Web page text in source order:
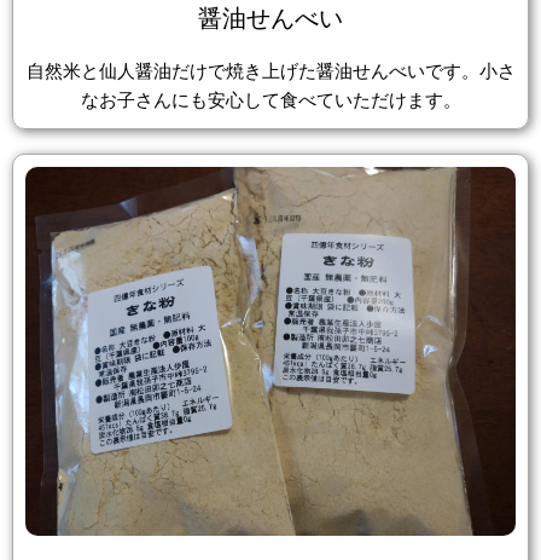
醤油せんべい
自然米と仙人醤油だけで焼き上げた醤油せんべいです。小さ
なお子さんにも安心して食べていただけます。